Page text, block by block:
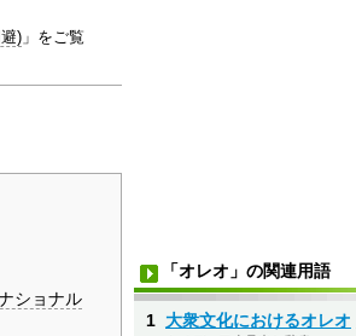
)」をご覧
ショナル
「オレオ」の関連用語
1 大衆文化におけるオレオ